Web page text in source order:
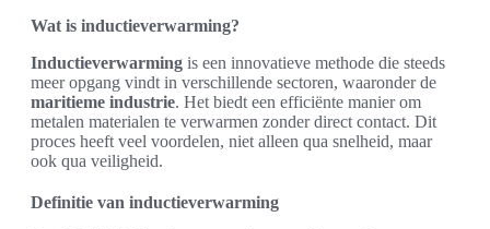
Wat is inductieverwarming?
Inductieverwarming is een innovatieve methode die steeds
meer opgang vindt in verschillende sectoren, waaronder de
maritieme industrie. Het biedt een efficiënte manier om
metalen materialen te verwarmen zonder direct contact. Dit
proces heeft veel voordelen, niet alleen qua snelheid, maar
ook qua veiligheid.
Definitie van inductieverwarming